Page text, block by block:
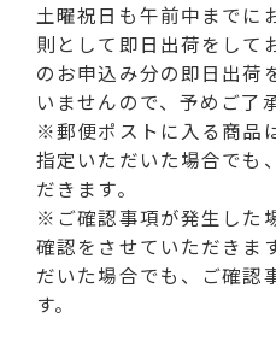
土曜祝日も午前中までに
則として即日出荷をして
のお申込み分の即日出荷
いませんので、予めご了
※郵便ポストに入る商品
指定いただいた場合でも
だきます。
※ご確認事項が発生した
確認をさせていただきま
だいた場合でも、ご確認
す。